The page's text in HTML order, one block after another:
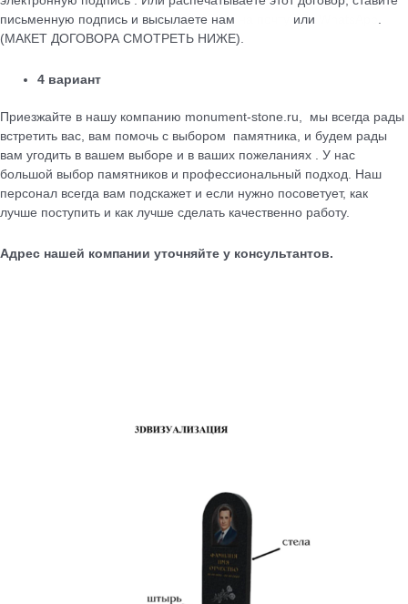
письменную подпись и высылаете нам
или
(МАКЕТ ДОГОВОРА СМОТРЕТЬ НИЖЕ).
4 вариант
Приезжайте в нашу компанию monument-stone.ru, мы всегда рады
встретить вас, вам помочь с выбором памятника, и будем рады
вам угодить в вашем выборе и в ваших пожеланиях . У нас
большой выбор памятников и профессиональный подход. Наш
персонал всегда вам подскажет и если нужно посоветует, как
лучше поступить и как лучше сделать качественно работу.
Адрес нашей компании уточняйте у консультантов.